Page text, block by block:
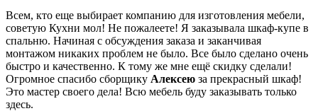
Всем, кто еще выбирает компанию для изготовления мебели,
советую Кухни мол! Не пожалеете! Я заказывала шкаф-купе в
спальню. Начиная с обсуждения заказа и заканчивая
монтажом никаких проблем не было. Все было сделано очень
быстро и качественно. К тому же мне ещё скидку сделали!
Огромное спасибо сборщику Алексею за прекрасный шкаф!
Это мастер своего дела! Всю мебель буду заказывать только
здесь.